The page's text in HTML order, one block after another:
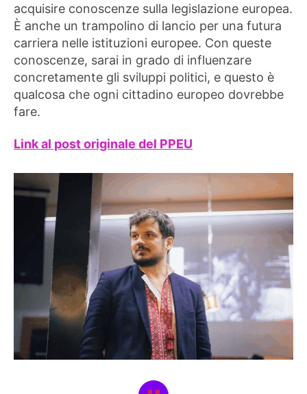
acquisire conoscenze sulla legislazione europea.
È anche un trampolino di lancio per una futura
carriera nelle istituzioni europee. Con queste
conoscenze, sarai in grado di influenzare
concretamente gli sviluppi politici, e questo è
qualcosa che ogni cittadino europeo dovrebbe
fare.
Link al post originale del PPEU